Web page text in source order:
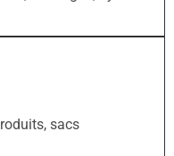
sacs